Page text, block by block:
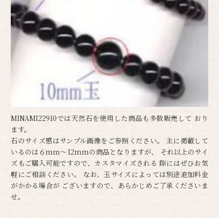
MINAMI22910では天然石を使用した商品も多数販売して おり
ます。
石のサイズ感はサンプル画像をご参照ください。 主に掲載して
いるのは６mm～12mmの商品となりますが、 それ以上のサイ
ズもご購入可能ですので、カスタマイズされる 際にはぜひお気
軽にご相談ください。 なお、玉サイズによっては別途追加料金
がかかる場合が ございますので、あらかじめご了承くださいま
せ。